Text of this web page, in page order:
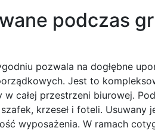
podczas
pozwala na dogłębne
Jest to
całej przestrzeni biurowej.
krzeseł i foteli.
wyposażenia. W ramach